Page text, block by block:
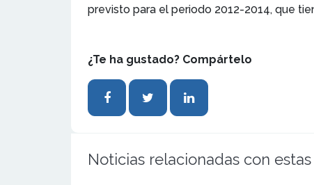
previsto para el periodo 2012-2014, que
¿Te ha gustado? Compártelo
Noticias relacionadas con